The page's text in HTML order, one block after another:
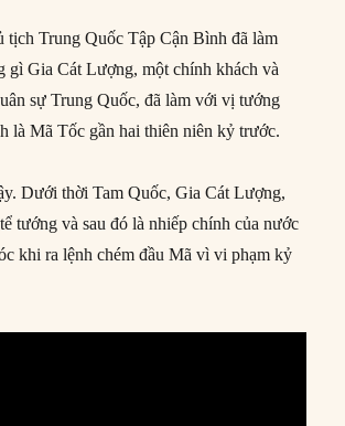
tịch Trung Quốc Tập Cận Bình đã làm
gì Gia Cát Lượng, một chính khách và
sự Trung Quốc, đã làm với vị tướng
là Mã Tốc gần hai thiên niên kỷ trước.
Dưới thời Tam Quốc, Gia Cát Lượng,
tướng và sau đó là nhiếp chính của nước
khi ra lệnh chém đầu Mã vì vi phạm kỷ